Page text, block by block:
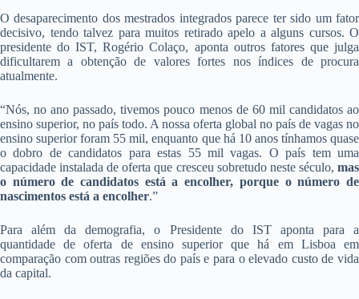
O desaparecimento dos mestrados integrados parece ter sido um fator
decisivo, tendo talvez para muitos retirado apelo a alguns cursos. O
presidente do IST, Rogério Colaço, aponta outros fatores que julga
dificultarem a obtenção de valores fortes nos índices de procura
atualmente.
“Nós, no ano passado, tivemos pouco menos de 60 mil candidatos ao
ensino superior, no país todo. A nossa oferta global no país de vagas no
ensino superior foram 55 mil, enquanto que há 10 anos tínhamos quase
o dobro de candidatos para estas 55 mil vagas. O país tem uma
capacidade instalada de oferta que cresceu sobretudo neste século, mas
o número de candidatos está a encolher, porque o número de
nascimentos está a encolher.”
Para além da demografia, o Presidente do IST aponta para a
quantidade de oferta de ensino superior que há em Lisboa em
comparação com outras regiões do país e para o elevado custo de vida
da capital.